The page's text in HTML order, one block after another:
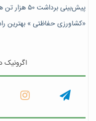
پیش‎‌بینی برداشت ۵۰ هزار تن هلو از باغات چهارمحال و بختیاری
«کشاورزی حفاظتی » بهترین
اگرونیک